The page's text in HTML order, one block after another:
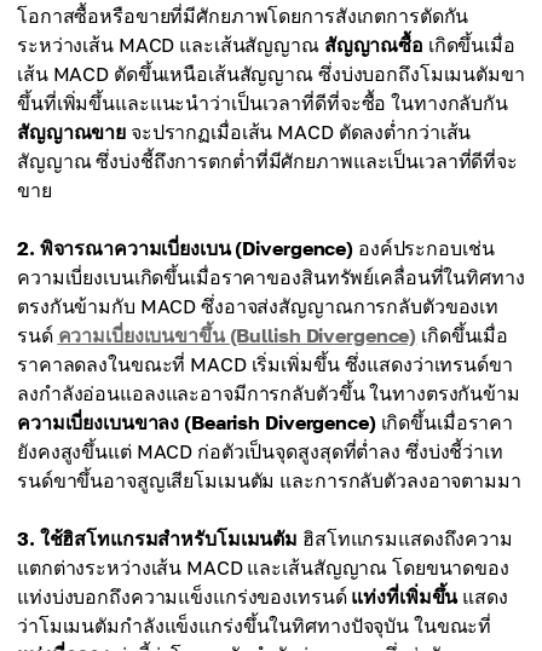
โอกาสซื้อหรือขายที่มีศักยภาพโดยการสังเกตการตัดกัน
ระหว่างเส้น MACD และเส้นสัญญาณ สัญญาณซื้อ เกิดขึ้นเมื่อ
เส้น MACD ตัดขึ้นเหนือเส้นสัญญาณ ซึ่งบ่งบอกถึงโมเมนตัมขา
ขึ้นที่เพิ่มขึ้นและแนะนำว่าเป็นเวลาที่ดีที่จะซื้อ ในทางกลับกัน
สัญญาณขาย จะปรากฏเมื่อเส้น MACD ตัดลงต่ำกว่าเส้น
สัญญาณ ซึ่งบ่งชี้ถึงการตกต่ำที่มีศักยภาพและเป็นเวลาที่ดีที่จะ
ขาย
2. พิจารณาความเบี่ยงเบน (Divergence) องค์ประกอบเช่น
ความเบี่ยงเบนเกิดขึ้นเมื่อราคาของสินทรัพย์เคลื่อนที่ในทิศทาง
ตรงกันข้ามกับ MACD ซึ่งอาจส่งสัญญาณการกลับตัวของเท
รนด์ ความเบี่ยงเบนขาขึ้น (Bullish Divergence) เกิดขึ้นเมื่อ
ราคาลดลงในขณะที่ MACD เริ่มเพิ่มขึ้น ซึ่งแสดงว่าเทรนด์ขา
ลงกำลังอ่อนแอลงและอาจมีการกลับตัวขึ้น ในทางตรงกันข้าม
ความเบี่ยงเบนขาลง (Bearish Divergence)เกิดขึ้นเมื่อราคา
ยังคงสูงขึ้นแต่ MACD ก่อตัวเป็นจุดสูงสุดที่ต่ำลง ซึ่งบ่งชี้ว่าเท
รนด์ขาขึ้นอาจสูญเสียโมเมนตัม และการกลับตัวลงอาจตามมา
3. ใช้ฮิสโทแกรมสำหรับโมเมนตัม ฮิสโทแกรมแสดงถึงความ
แตกต่างระหว่างเส้น MACD และเส้นสัญญาณ โดยขนาดของ
แท่งบ่งบอกถึงความแข็งแกร่งของเทรนด์ แท่งที่เพิ่มขึ้นแสดง
ว่าโมเมนตัมกำลังแข็งแกร่งขึ้นในทิศทางปัจจุบัน ในขณะที่